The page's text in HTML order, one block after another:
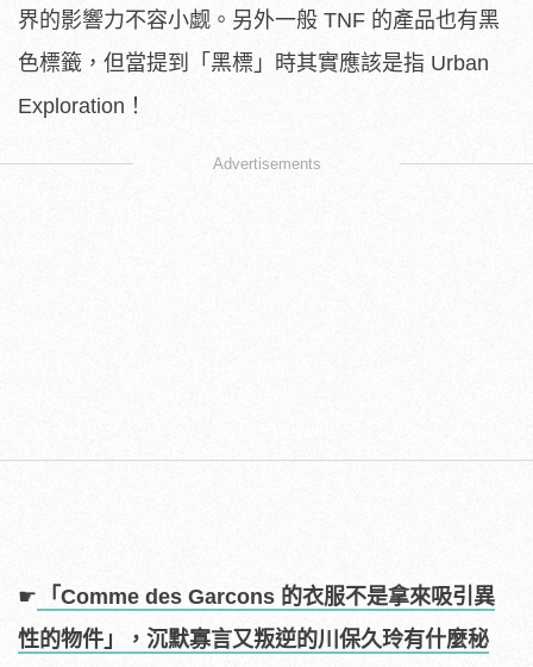
界的影響力不容小觑。另外一般 TNF 的產品也有黑
色標籤，但當提到「黑標」時其實應該是指 Urban
Exploration！
Advertisements
☛
「Comme des Garcons 的衣服不是拿來吸引異
性的物件」，沉默寡言又叛逆的川保久玲有什麼秘